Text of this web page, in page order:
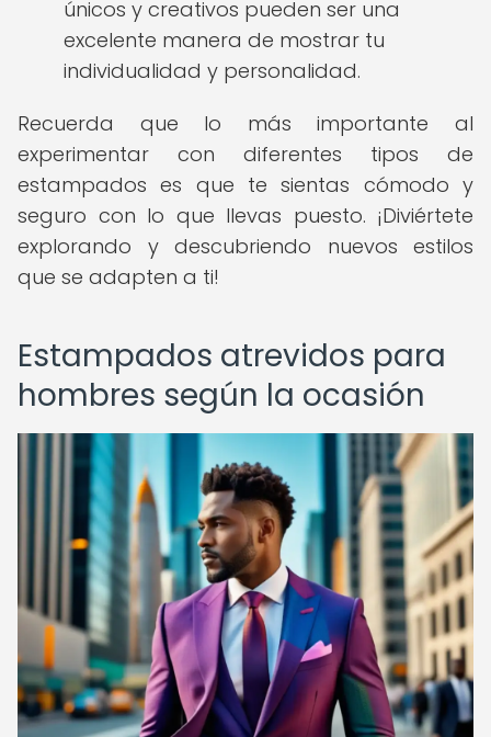
únicos y creativos pueden ser una
excelente manera de mostrar tu
individualidad y personalidad.
Recuerda que lo más importante al
experimentar con diferentes tipos de
estampados es que te sientas cómodo y
seguro con lo que llevas puesto. ¡Diviértete
explorando y descubriendo nuevos estilos
que se adapten a ti!
Estampados atrevidos para
hombres según la ocasión